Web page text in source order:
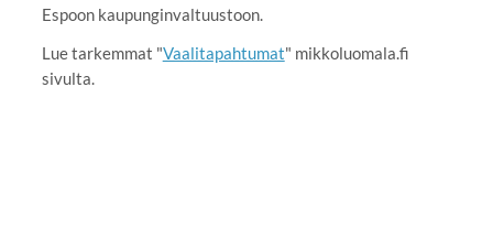
Espoon kaupunginvaltuustoon.
Lue tarkemmat "Vaalitapahtumat" mikkoluomala.fi
sivulta.